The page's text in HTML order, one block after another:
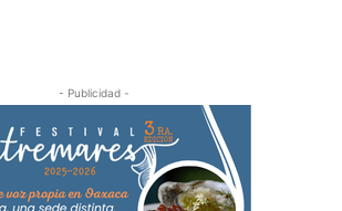
- Publicidad -